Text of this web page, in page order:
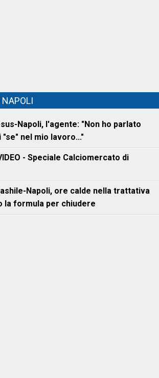
Napoli, l'agente: "Non ho parlato
nel mio lavoro..."
- Speciale Calciomercato di
Napoli, ore calde nella trattativa
la formula per chiudere